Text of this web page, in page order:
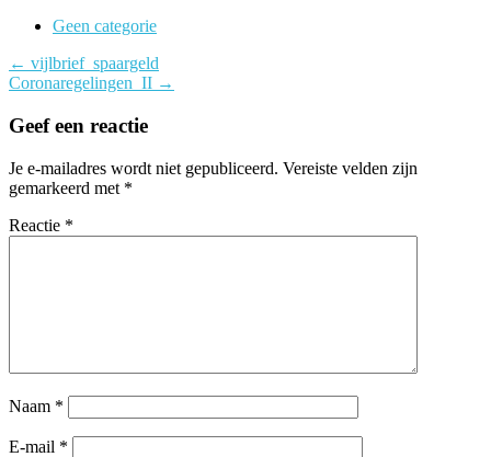
Geen categorie
Berichtnavigatie
← vijlbrief_spaargeld
Coronaregelingen_II →
Geef een reactie
Je e-mailadres wordt niet gepubliceerd. Vereiste velden zijn
gemarkeerd met *
Reactie *
Naam *
E-mail *